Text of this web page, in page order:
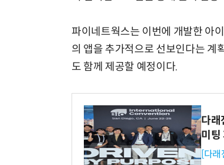
파이네트웍스는 이번에 개발한 아
의 앱을 추가적으로 선보인다는 계
도 함께 제공할 예정이다.
다래
미
[다래